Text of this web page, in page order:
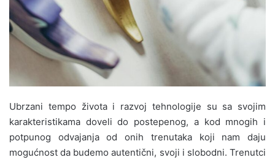
Ubrzani tempo života i razvoj tehnologije su sa svojim
karakteristikama doveli do postepenog, a kod mnogih i
potpunog odvajanja od onih trenutaka koji nam daju
mogućnost da budemo autentični, svoji i slobodni. Trenutci